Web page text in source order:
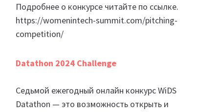
Подробнее о конкурсе читайте по ссылке.
https://womenintech-summit.com/pitching-
competition/
Datathon 2024 Challenge
Седьмой ежегодный онлайн конкурс WiDS
Datathon — это возможность открыть и